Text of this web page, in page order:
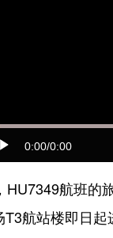
0:00/0:00
航班的旅
航站楼即日起